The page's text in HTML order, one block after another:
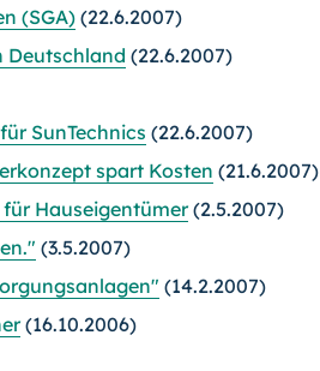
(SGA)(22.6.2007)
Deutschland (22.6.2007)
SunTechnics (22.6.2007)
spart Kosten (21.6.2007)
Hauseigentümer(2.5.2007)
(3.5.2007)
(14.2.2007)
(16.10.2006)